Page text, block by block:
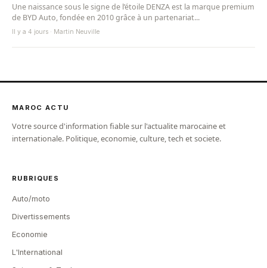
Une naissance sous le signe de l’étoile DENZA est la marque premium
de BYD Auto, fondée en 2010 grâce à un partenariat...
Il y a 4 jours · Martin Neuville
MAROC ACTU
Votre source d'information fiable sur l'actualite marocaine et
internationale. Politique, economie, culture, tech et societe.
RUBRIQUES
Auto/moto
Divertissements
Economie
L'International